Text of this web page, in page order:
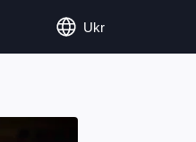
Ukr